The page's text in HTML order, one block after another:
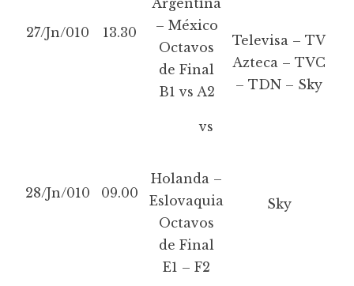
27/Jn/010 13.30
Argentina
– México
Octavos
de Final
B1 vs A2
Televisa – TV
Azteca – TVC
– TDN – Sky
28/Jn/010 09.00
vs
Holanda –
Eslovaquia
Octavos
de Final
E1 – F2
Sky